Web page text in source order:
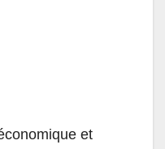
et